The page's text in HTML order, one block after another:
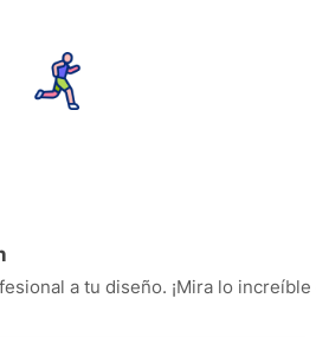
a tu diseño. ¡Mira lo